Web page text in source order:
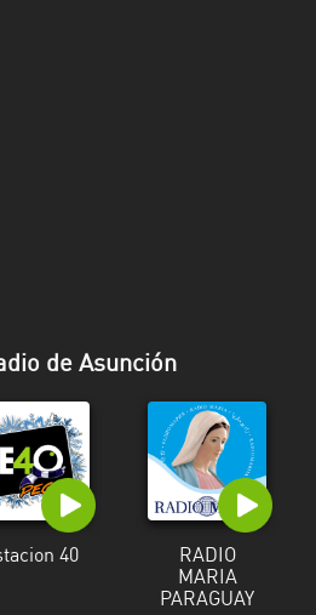
de Asunción
40
RADIO
MARIA
PARAGUAY